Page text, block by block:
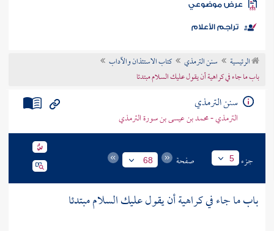
الكتب
موضوعي
تراجم الأعلام
الرئيسية سنن الترمذي
كتاب الاستئذان والآداب
باب ما جاء في كراهية أن يقول عليك السلام مبتدئا
سنن الترمذي
الترمذي - محمد بن عيسى بن سورة الترمذي
جزء 5 صفحة 68
باب ما جاء في كراهية أن يقول عليك السلام مبتدئا